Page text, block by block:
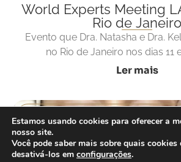
World Experts Meeting
Rio de Janeiro
Evento que Dra. Natasha e Dra.
no Rio de Janeiro nos dias 11
Ler mais
Estamos usando cookies para oferecer a
nosso site.
Você pode saber mais sobre quais
desativá-los em configurações.